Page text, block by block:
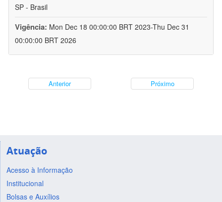
SP - Brasil
Vigência: Mon Dec 18 00:00:00 BRT 2023-Thu Dec 31
00:00:00 BRT 2026
Anterior Próximo
Atuação
Acesso à Informação
Institucional
Bolsas e Auxílios